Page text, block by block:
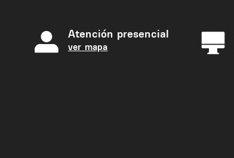
Atención presencial
ver mapa